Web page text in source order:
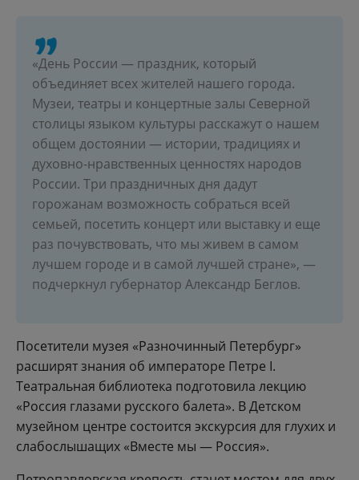
«День России — праздник, который
объединяет всех жителей нашего города.
Музеи, театры и концертные залы Северной
столицы языком культуры расскажут о нашем
общем достоянии — истории, традициях и
духовно-нравственных ценностях народов
России. Три праздничных дня дадут
горожанам возможность собраться всей
семьей, посетить концерт или выставку и еще
раз почувствовать, что мы живем в самом
лучшем городе и в самой лучшей стране», —
подчеркнул губернатор Александр Беглов.
Посетители музея «Разночинный Петербург»
расширят знания об императоре Петре I.
Театральная библиотека подготовила лекцию
«Россия глазами русского балета». В Детском
музейном центре состоится экскурсия для глухих и
слабослышащих «Вместе мы — Россия».